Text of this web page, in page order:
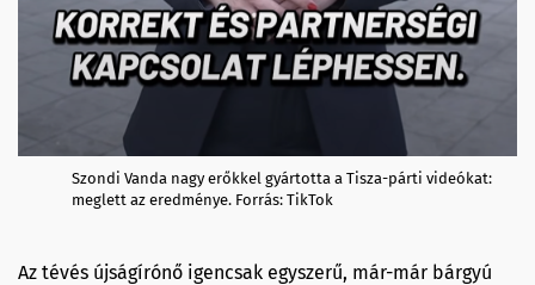
Szondi Vanda nagy erőkkel gyártotta a Tisza-párti videókat:
meglett az eredménye. Forrás: TikTok
Az tévés újságírónő igencsak egyszerű, már-már bárgyú